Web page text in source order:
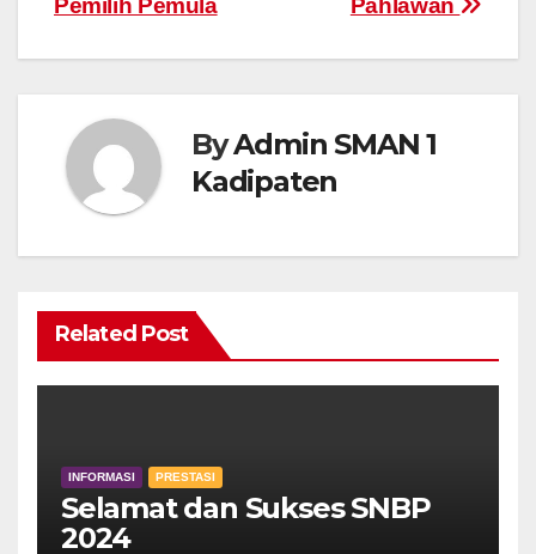
Pahlawan
Pemilih Pemula
ByAdmin SMAN 1
Kadipaten
Related Post
INFORMASI PRESTASI
Selamat dan Sukses SNBP
2024